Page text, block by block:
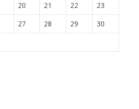
20 21 22
23
27 28 29
30